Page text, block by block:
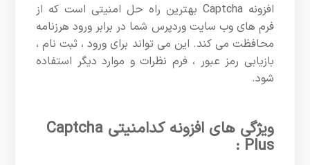
افزونه Captcha بهترین راه حل امنیتی است که از
فرم های وب سایت وردپرس شما در برابر ورود هرزنامه
محافظت می کند. این می تواند برای ورود ، ثبت نام ،
بازیابی رمز عبور ، فرم نظرات و موارد دیگر استفاده
شود.
ویژگی های افزونه کدامنیتی Captcha
Plus :